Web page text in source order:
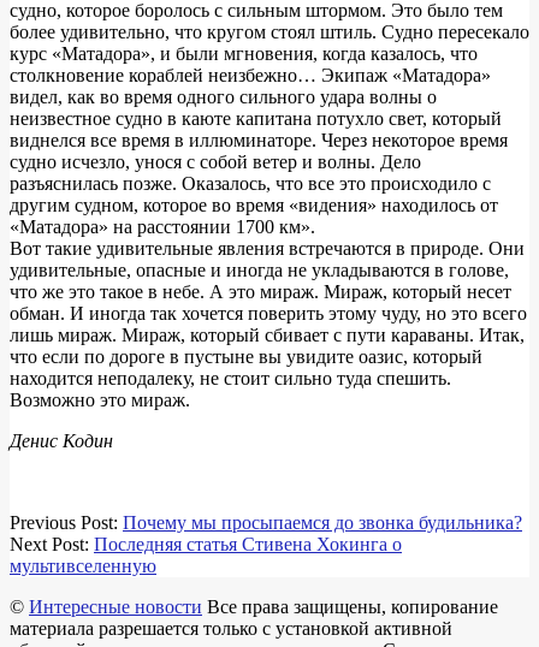
судно, которое боролось с сильным штормом. Это было тем
более удивительно, что кругом стоял штиль. Судно пересекало
курс «Матадора», и были мгновения, когда казалось, что
столкновение кораблей неизбежно… Экипаж «Матадора»
видел, как во время одного сильного удара волны о
неизвестное судно в каюте капитана потухло свет, который
виднелся все время в иллюминаторе. Через некоторое время
судно исчезло, унося с собой ветер и волны. Дело
разъяснилась позже. Оказалось, что все это происходило с
другим судном, которое во время «видения» находилось от
«Матадора» на расстоянии 1700 км».
Вот такие удивительные явления встречаются в природе. Они
удивительные, опасные и иногда не укладываются в голове,
что же это такое в небе. А это мираж. Мираж, который несет
обман. И иногда так хочется поверить этому чуду, но это всего
лишь мираж. Мираж, который сбивает с пути караваны. Итак,
что если по дороге в пустыне вы увидите оазис, который
находится неподалеку, не стоит сильно туда спешить.
Возможно это мираж.
Денис Кодин
2018-
05-
13
Previous Post: Почему мы просыпаемся до звонка будильника?
Next Post: Последняя статья Стивена Хокинга о
мультивселенную
© Интересные новости Все права защищены, копирование
материала разрешается только с установкой активной